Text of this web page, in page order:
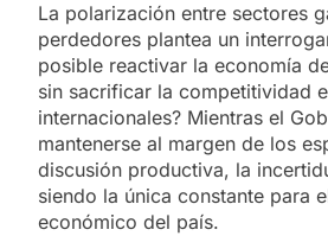
La polarización entre sectores
perdedores plantea un
posible reactivar la economía
sin sacrificar la competitividad
internacionales? Mientras el
mantenerse al margen de los
discusión productiva, la
siendo la única constante para
económico del país.